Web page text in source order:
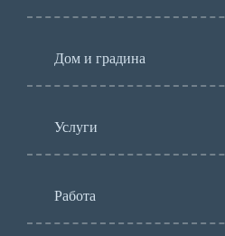
Дом и градина
Услуги
Работа